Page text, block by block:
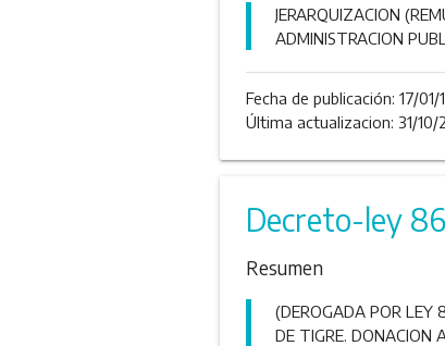
JERARQUIZACION
ADMINISTRACION
Fecha de publicación: 17/01/
Última actualizacion: 31/10/
Decreto-ley
Resumen
(DEROGADA POR LEY
DE TIGRE. DONACION